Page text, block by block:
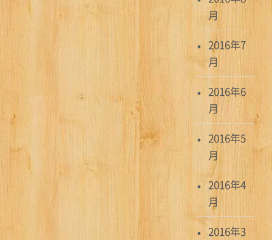
月
2016年7
月
2016年6
月
2016年5
月
2016年4
月
2016年3